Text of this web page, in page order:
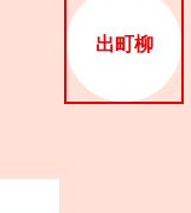
出町柳